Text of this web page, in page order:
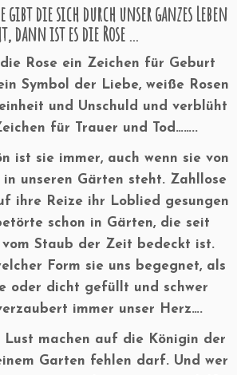
gibt die sich durch unser ganzes Leben
dann ist es die Rose …
Rose ein Zeichen für Geburt
Symbol der Liebe, weiße Rosen
und Unschuld und verblüht
für Trauer und Tod……..
ist sie immer, auch wenn sie von
in unseren Gärten steht. Zahllose
ihre Reize ihr Loblied gesungen
schon in Gärten, die seit
vom Staub der Zeit bedeckt ist.
Form sie uns begegnet, als
oder dicht gefüllt und schwer
immer unser Herz….
Lust machen auf die Königin der
Garten fehlen darf. Und wer